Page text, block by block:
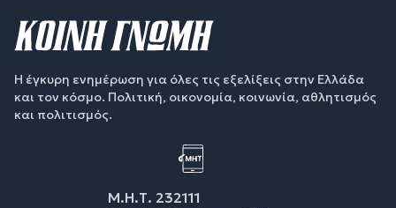
Η έγκυρη ενημέρωση για όλες τις εξελίξεις στην Ελλάδα
και τον κόσμο. Πολιτική, οικονομία, κοινωνία, αθλητισμός
και πολιτισμός.
Μ.Η.Τ. 232111